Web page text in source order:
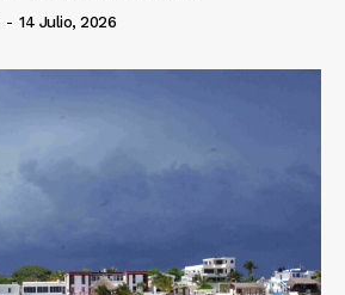
- 14 Julio, 2026